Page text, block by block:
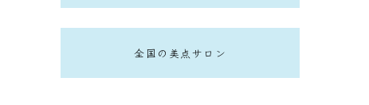
全国の美点サロン